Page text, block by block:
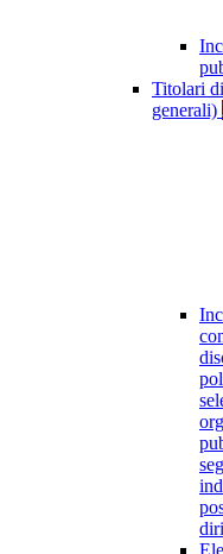
Titolari
generali)